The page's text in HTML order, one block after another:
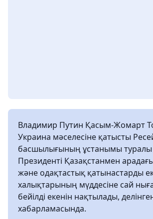
Владимир Путин Қасым-Жомарт
Украина мәселесіне қатысты
басшылығының ұстанымы туралы
Президенті Қазақстанмен
және одақтастық қатынастарды
халықтарының мүддесіне сай
бейілді екенін нақтылады,
хабарламасында.